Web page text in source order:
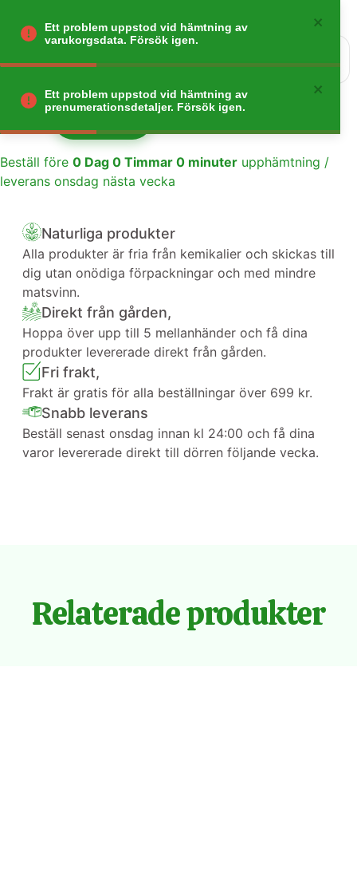
Gå tillbaka
Beställ före 0 Dag 0 Timmar 0 minuter upphämtning /
leverans onsdag nästa vecka
Naturliga produkter
Alla produkter är fria från kemikalier och skickas till
dig utan onödiga förpackningar och med mindre
matsvinn.
Direkt från gården,
Hoppa över upp till 5 mellanhänder och få dina
produkter levererade direkt från gården.
Fri frakt,
Frakt är gratis för alla beställningar över 699 kr.
Snabb leverans
Beställ senast onsdag innan kl 24:00 och få dina
varor levererade direkt till dörren följande vecka.
Relaterade produkter
Ett problem uppstod vid hämtning av
varukorgsdata. Försök igen.
Ett problem uppstod vid hämtning av
prenumerationsdetaljer. Försök igen.